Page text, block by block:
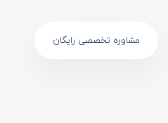
مشاوره تخصصی رایگان